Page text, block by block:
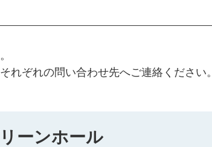
れぞれの問い合わせ先へご連絡ください。
ーンホール